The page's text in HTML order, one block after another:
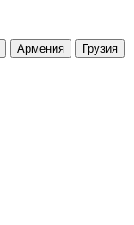
Армения
Грузия